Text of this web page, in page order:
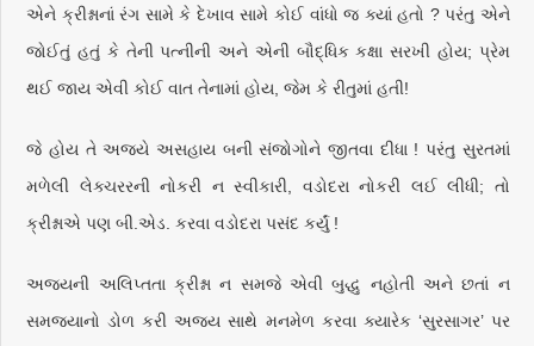
એને ક્રીશ્નાનાં રંગ સામે કે દેખાવ સામે કોઈ વાંધો જ ક્યાં હતો ? પરંતુ એને
જોઈતું હતું કે તેની પત્નીની અને એની બૌદ્ધિક કક્ષા સરખી હોય; પ્રેમ
થઈ જાય એવી કોઈ વાત તેનામાં હોય, જેમ કે રીતુમાં હતી!
જે હોય તે અજયે અસહાય બની સંજોગોને જીતવા દીધા ! પરંતુ સુરતમાં
મળેલી લેક્ચરરની નોકરી ન સ્વીકારી, વડોદરા નોકરી લઈ લીધી; તો
ક્રીશ્નાએ પણ બી.એડ. કરવા વડોદરા પસંદ કર્યું !
અજયની અલિપ્તતા ક્રીશ્ના ન સમજે એવી બુદ્ધુ નહોતી અને છતાં ન
સમજ્યાનો ડોળ કરી અજય સાથે મનમેળ કરવા ક્યારેક ‘સુરસાગર’ પર